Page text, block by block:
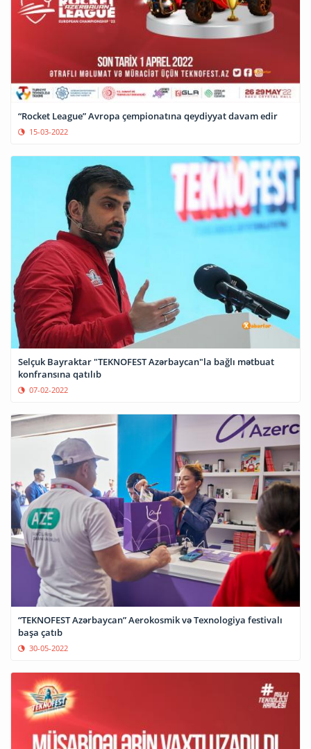
“Rocket League” Avropa çempionatına qeydiyyat davam edir
15-03-2022
Selçuk Bayraktar "TEKNOFEST Azərbaycan"la bağlı mətbuat
konfransına qatılıb
07-02-2022
“TEKNOFEST Azərbaycan” Aerokosmik və Texnologiya festivalı
başa çatıb
30-05-2022